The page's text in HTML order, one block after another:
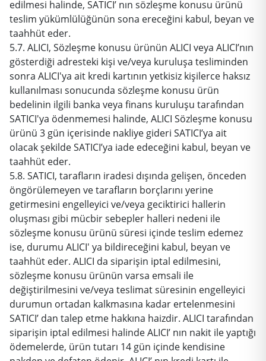
edilmesi halinde, SATICI’ nın sözleşme konusu ürünü
teslim yükümlülüğünün sona ereceğini kabul, beyan ve
taahhüt eder.
5.7. ALICI, Sözleşme konusu ürünün ALICI veya ALICI’nın
gösterdiği adresteki kişi ve/veya kuruluşa tesliminden
sonra ALICI'ya ait kredi kartının yetkisiz kişilerce haksız
kullanılması sonucunda sözleşme konusu ürün
bedelinin ilgili banka veya finans kuruluşu tarafından
SATICI'ya ödenmemesi halinde, ALICI Sözleşme konusu
ürünü 3 gün içerisinde nakliye gideri SATICI’ya ait
olacak şekilde SATICI’ya iade edeceğini kabul, beyan ve
taahhüt eder.
5.8. SATICI, tarafların iradesi dışında gelişen, önceden
öngörülemeyen ve tarafların borçlarını yerine
getirmesini engelleyici ve/veya geciktirici hallerin
oluşması gibi mücbir sebepler halleri nedeni ile
sözleşme konusu ürünü süresi içinde teslim edemez
ise, durumu ALICI' ya bildireceğini kabul, beyan ve
taahhüt eder. ALICI da siparişin iptal edilmesini,
sözleşme konusu ürünün varsa emsali ile
değiştirilmesini ve/veya teslimat süresinin engelleyici
durumun ortadan kalkmasına kadar ertelenmesini
SATICI’ dan talep etme hakkına haizdir. ALICI tarafından
siparişin iptal edilmesi halinde ALICI’ nın nakit ile yaptığı
ödemelerde, ürün tutarı 14 gün içinde kendisine